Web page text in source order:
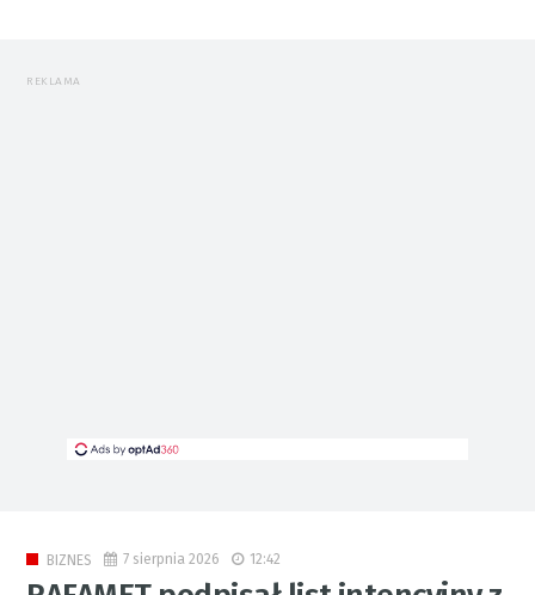
REKLAMA
BIZNES 7 sierpnia 2026 12:42